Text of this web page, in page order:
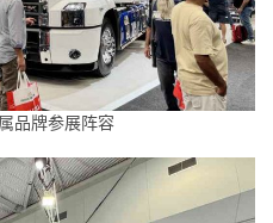
品牌参展阵容